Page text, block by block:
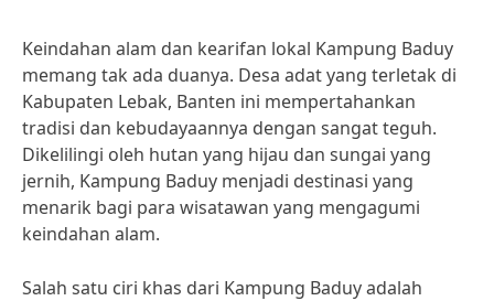
Keindahan alam dan kearifan lokal Kampung Baduy
memang tak ada duanya. Desa adat yang terletak di
Kabupaten Lebak, Banten ini mempertahankan
tradisi dan kebudayaannya dengan sangat teguh.
Dikelilingi oleh hutan yang hijau dan sungai yang
jernih, Kampung Baduy menjadi destinasi yang
menarik bagi para wisatawan yang mengagumi
keindahan alam.
Salah satu ciri khas dari Kampung Baduy adalah